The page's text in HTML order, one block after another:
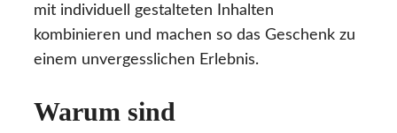
mit individuell gestalteten Inhalten
kombinieren und machen so das Geschenk zu
einem unvergesslichen Erlebnis.
Warum sind